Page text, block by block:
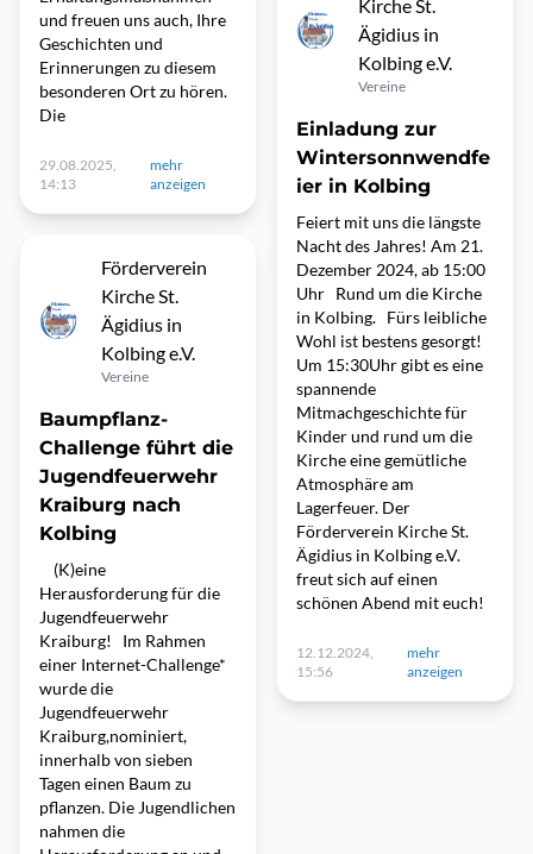
und freuen uns auch, Ihre
Geschichten und
Erinnerungen zu diesem
besonderen Ort zu hören.
Die
29.08.2025,
14:13
mehr
anzeigen
Förderverein
Kirche St.
Ägidius in
Kolbing e.V.
Vereine
Baumpflanz-
Challenge führt die
Jugendfeuerwehr
Kraiburg nach
Kolbing
(K)eine
Herausforderung für die
Jugendfeuerwehr
Kraiburg! Im Rahmen
einer Internet-Challenge*
wurde die
Jugendfeuerwehr
Kraiburg,nominiert,
innerhalb von sieben
Tagen einen Baum zu
pflanzen. Die Jugendlichen
nahmen die
Kirche St.
Ägidius in
Kolbing e.V.
Vereine
Einladung zur
Wintersonnwendfe
ier in Kolbing
Feiert mit uns die längste
Nacht des Jahres! Am 21.
Dezember 2024, ab 15:00
Uhr Rund um die Kirche
in Kolbing. Fürs leibliche
Wohl ist bestens gesorgt!
Um 15:30Uhr gibt es eine
spannende
Mitmachgeschichte für
Kinder und rund um die
Kirche eine gemütliche
Atmosphäre am
Lagerfeuer. Der
Förderverein Kirche St.
Ägidius in Kolbing e.V.
freut sich auf einen
schönen Abend mit euch!
12.12.2024,
15:56
mehr
anzeigen